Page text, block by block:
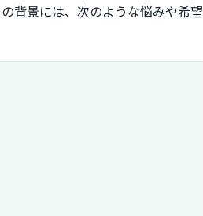
背景には、次のような悩みや希望